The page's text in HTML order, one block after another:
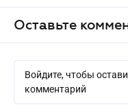
Оставьте
Войдите, чтобы
комментарий